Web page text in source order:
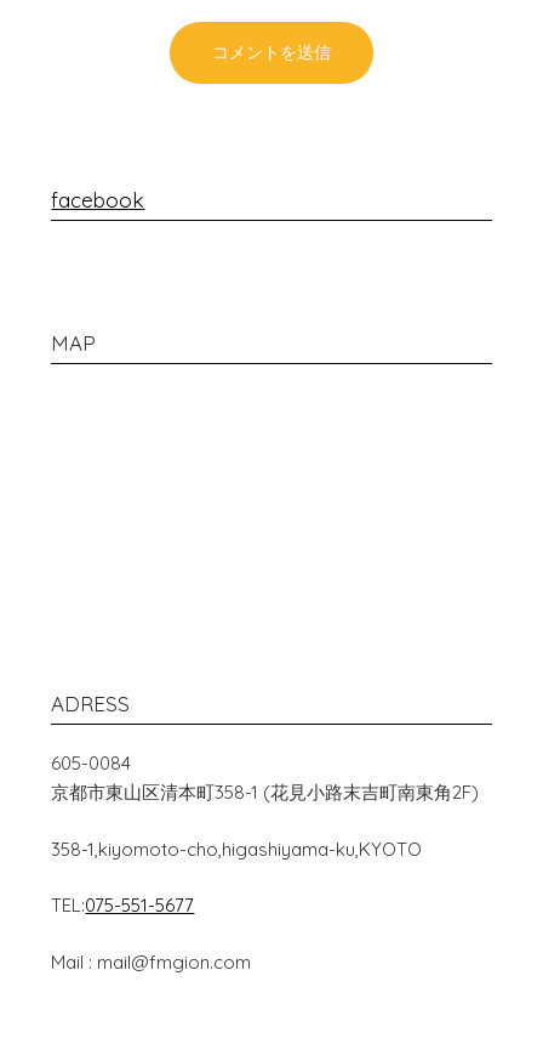
facebook
MAP
ADRESS
605-0084
京都市東山区清本町358-1 (花見小路末吉町南東角2F)
358-1,kiyomoto-cho,higashiyama-ku,KYOTO
TEL:075-551-5677
Mail : mail@fmgion.com